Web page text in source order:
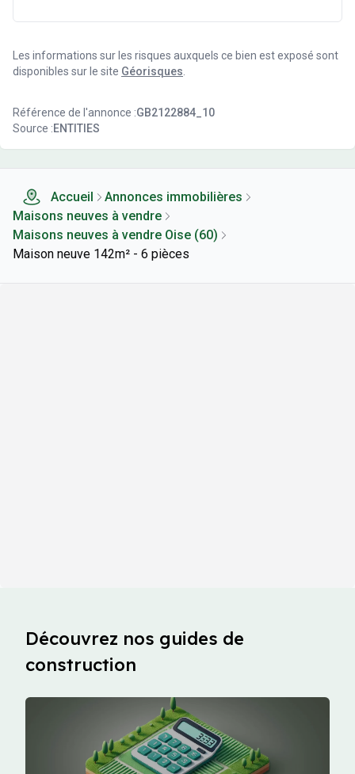
Les informations sur les risques auxquels ce bien est exposé sont
disponibles sur le site Géorisques
Référence de l'annonce :GB2122884_10
Source :ENTITIES
Accueil
Annonces immobilières
Maisons neuves à vendre
Maisons neuves à vendre Oise (60)
Maison neuve 142m² - 6 pièces
Découvrez nos guides de
construction